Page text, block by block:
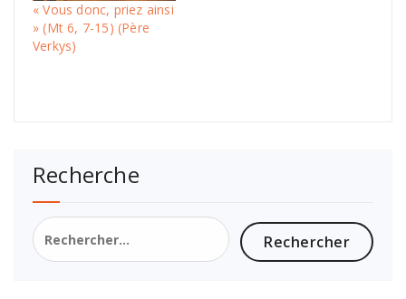
« Vous donc, priez ainsi
» (Mt 6, 7-15) (Père
Verkys)
Recherche